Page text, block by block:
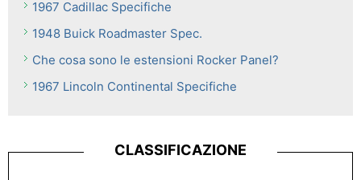
1967 Cadillac Specifiche
1948 Buick Roadmaster Spec.
Che cosa sono le estensioni Rocker Panel?
1967 Lincoln Continental Specifiche
CLASSIFICAZIONE